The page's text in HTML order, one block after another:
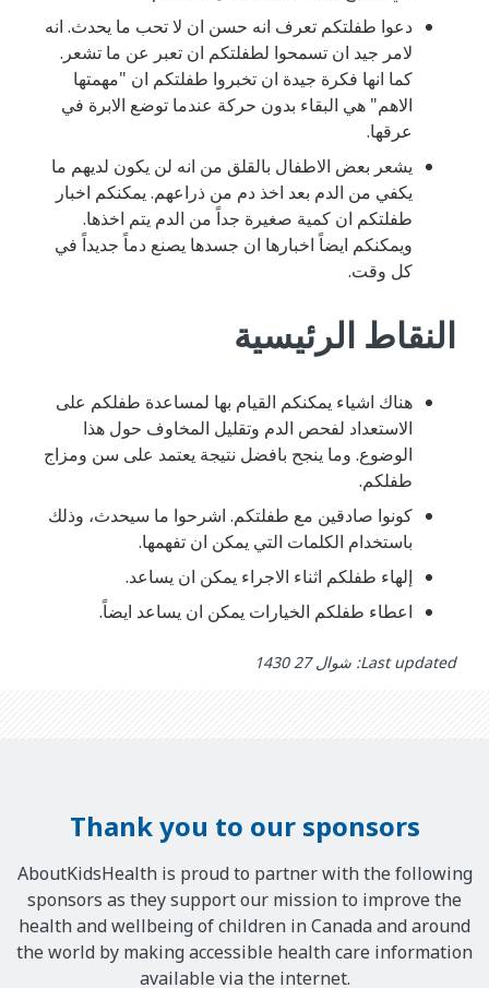
دعوا طفلتكم تعرف انه حسن ان لا تحب ما يحدث. انه
لامر جيد ان تسمحوا لطفلتكم ان تعبر عن ما تشعر.
كما انها فكرة جيدة ان تخبروا طفلتكم ان "مهمتها
الاهم" هي البقاء بدون حركة عندما توضع الابرة في
عرقها.
يشعر بعض الاطفال بالقلق من انه لن يكون لديهم ما
يكفي من الدم بعد اخذ دم من ذراعهم. يمكنكم اخبار
طفلتكم ان كمية صغيرة جداً من الدم يتم اخذها.
ويمكنكم ايضاً اخبارها ان جسدها يصنع دماً جديداً في
كل وقت.
النقاط الرئيسية
هناك اشياء يمكنكم القيام بها لمساعدة طفلكم على
الاستعداد لفحص الدم وتقليل المخاوف حول هذا
الوضوع. وما ينجح بافضل نتيجة يعتمد على سن ومزاج
طفلكم.
كونوا صادقين مع طفلتكم. اشرحوا ما سيحدث، وذلك
باستخدام الكلمات التي يمكن ان تفهمها.
إلهاء طفلكم اثناء الاجراء يمكن ان يساعد.
اعطاء طفلكم الخيارات يمكن ان يساعد ايضاً.
Last updated: شوال 27 1430
Thank you to our sponsors
AboutKidsHealth is proud to partner with the following
sponsors as they support our mission to improve the
health and wellbeing of children in Canada and around
the world by making accessible health care information
available via the internet.